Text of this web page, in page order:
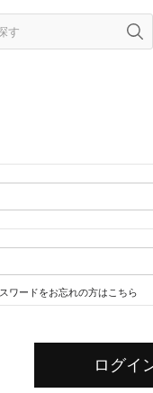
ワードをお忘れの方はこちら